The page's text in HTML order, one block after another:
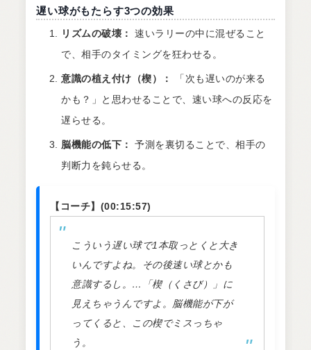
遅い球がもたらす3つの効果
リズムの破壊：
速いラリーの中に混ぜること
で、相手のタイミングを狂わせる。
意識の植え付け（楔）：
「次も遅いのが来る
かも？」と思わせることで、速い球への反応を
遅らせる。
脳機能の低下：
予測を裏切ることで、相手の
判断力を鈍らせる。
【コーチ】(00:15:57)
こういう遅い球で1本取っとくと大き
いんですよね。その後速い球とかも
意識するし。…「楔（くさび）」に
見えちゃうんですよ。脳機能が下が
ってくると、この楔でミスっちゃ
う。